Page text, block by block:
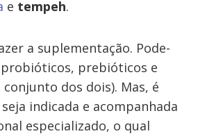
e tempeh.
a suplementação. Pode-
prebióticos e
dos dois). Mas, é
indicada e acompanhada
especializado, o qual